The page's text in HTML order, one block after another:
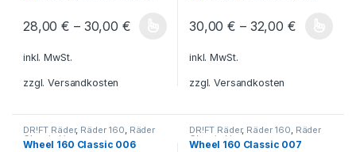
28,00€ – 30,00 €
Dieses Produkt weist mehrere Varianten auf. Die Optionen
inkl. MwSt.
zzgl.Versandkosten
30,00€ – 32,00 €
Dieses Produkt weist mehrere
inkl. MwSt.
zzgl.Versandkosten
DR!FT Räder, Räder 160, Räder
Classic Line
Wheel 160 Classic 006
DR!FT Räder, Räder 160, Räder
Classic Line
Wheel 160 Classic 007